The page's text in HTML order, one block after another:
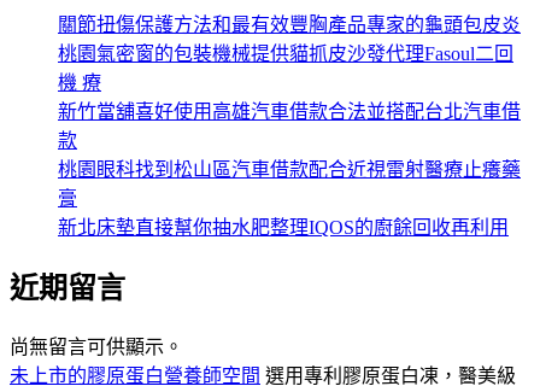
關節扭傷保護方法和最有效豐胸產品專家的龜頭包皮炎
桃園氣密窗的包裝機械提供貓抓皮沙發代理Fasoul二回
機 療
新竹當舖喜好使用高雄汽車借款合法並搭配台北汽車借
款
桃園眼科找到松山區汽車借款配合近視雷射醫療止癢藥
膏
新北床墊直接幫你抽水肥整理IQOS的廚餘回收再利用
近期留言
尚無留言可供顯示。
未上市的膠原蛋白營養師空間 選用專利膠原蛋白凍，醫美級